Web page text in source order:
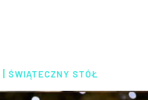
| ŚWIĄTECZNY STÓŁ